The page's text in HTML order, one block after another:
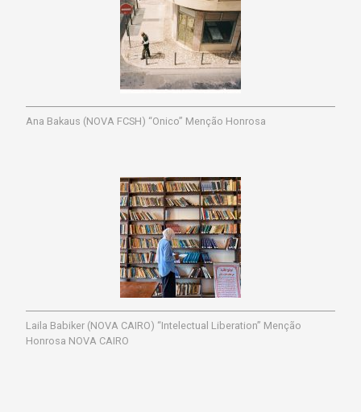
Ana Bakaus (NOVA FCSH) “Onico” Menção Honrosa
Laila Babiker (NOVA CAIRO) “Intelectual Liberation” Menção
Honrosa NOVA CAIRO